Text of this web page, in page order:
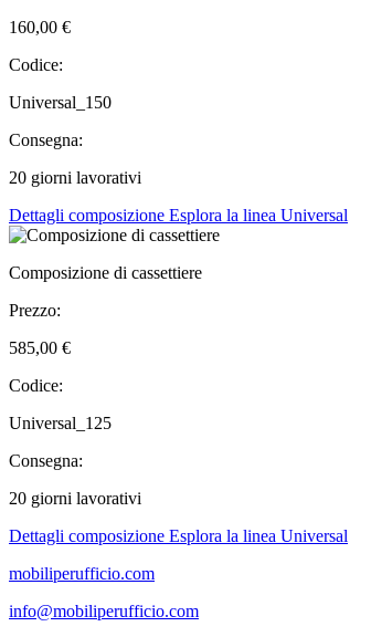
160,00 €
Codice:
Universal_150
Consegna:
20 giorni lavorativi
Dettagli composizione Esplora la linea Universal
Composizione di cassettiere
Prezzo:
585,00 €
Codice:
Universal_125
Consegna:
20 giorni lavorativi
Dettagli composizione Esplora la linea Universal
mobiliperufficio.com
info@mobiliperufficio.com